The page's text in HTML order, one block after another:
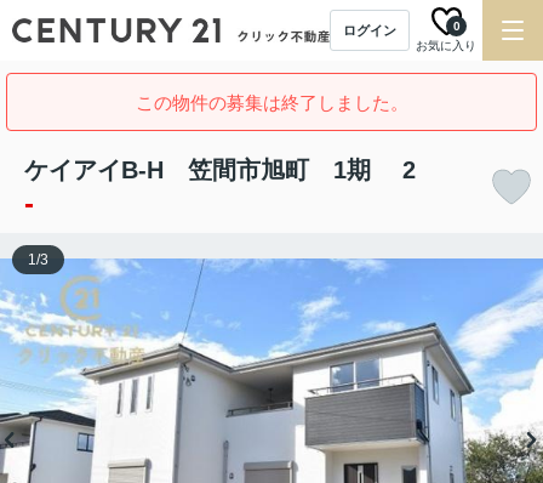
ログイン
お気に入り
0
この物件の募集は終了しました。
ケイアイB-H 笠間市旭町 1期 2
-
1/3